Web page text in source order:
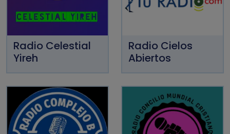
Radio Celestial
Yireh
Radio Cielos
Abiertos